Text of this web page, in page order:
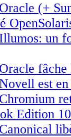
(+
un
fâche
est en
Edition